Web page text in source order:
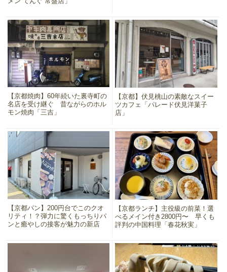
【京都焼肉】60年続いた裏寺町の
名店を受け継ぐ 昔ながらのホル
モン焼肉「三吉」
【京都】伏見桃山の素敵なスイー
ツカフェ「パレード伏見洋菓子
店」
【京都パン】200円台でこのクオ
リティ！？弾力に驚くもっちりパ
ンと癒やしの接客が魅力の新店
【京都ランチ】主役級の前菜！選
べるメイン付き2800円〜 早くも
評判の中国料理「春花秋実」